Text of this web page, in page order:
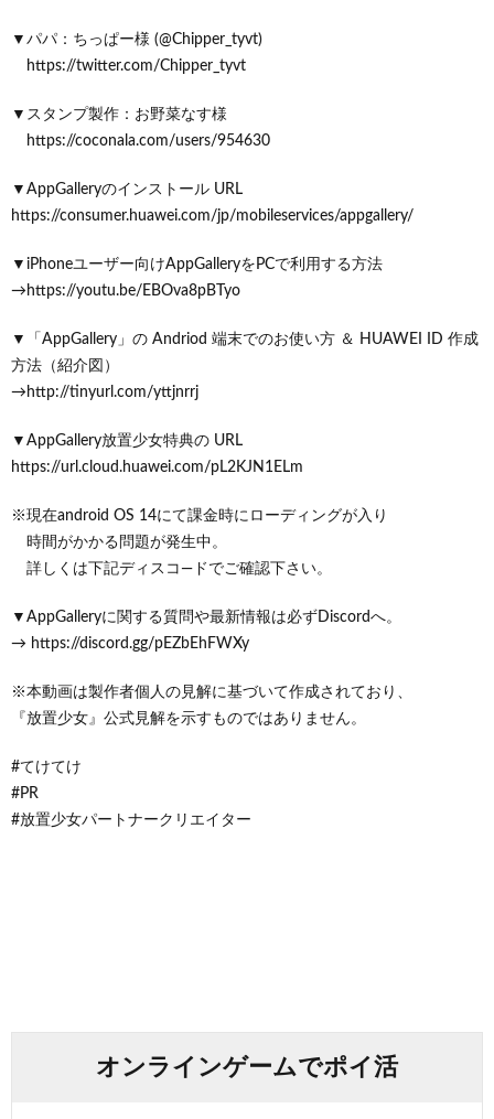
▼パパ：ちっぱー様 (@Chipper_tyvt)
https://twitter.com/Chipper_tyvt
▼スタンプ製作：お野菜なす様
https://coconala.com/users/954630
▼AppGalleryのインストール URL
https://consumer.huawei.com/jp/mobileservices/appgallery/
▼iPhoneユーザー向けAppGalleryをPCで利用する方法
→https://youtu.be/EBOva8pBTyo
▼「AppGallery」の Andriod 端末でのお使い方 ＆ HUAWEI ID 作成
方法（紹介図）
→http://tinyurl.com/yttjnrrj
▼AppGallery放置少女特典の URL
https://url.cloud.huawei.com/pL2KJN1ELm
※現在android OS 14にて課金時にローディングが入り
時間がかかる問題が発生中。
詳しくは下記ディスコ―ドでご確認下さい。
▼AppGalleryに関する質問や最新情報は必ずDiscordへ。
→ https://discord.gg/pEZbEhFWXy
※本動画は製作者個人の見解に基づいて作成されており、
『放置少女』公式見解を示すものではありません。
#てけてけ
#PR
#放置少女パートナークリエイター
オンラインゲームでポイ活